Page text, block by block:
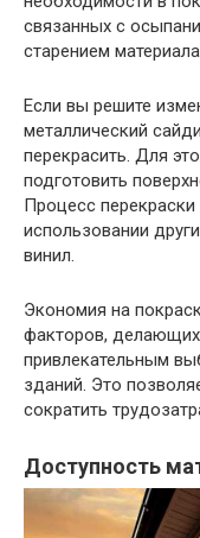
связанных с
старением
Если вы решите
металлический
перекрасить. Для
подготовить
Процесс
использовании
винил.
Экономия на
факторов, делающих
привлекательным
зданий. Это
сократить
Доступность